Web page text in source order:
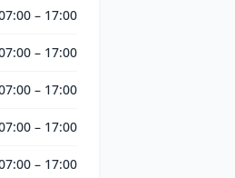
– 17:00
– 17:00
– 17:00
– 17:00
– 17:00